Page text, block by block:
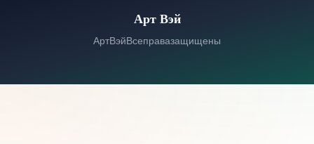
Арт Вэй
© 2026 Арт Вэй. Все права защищены.